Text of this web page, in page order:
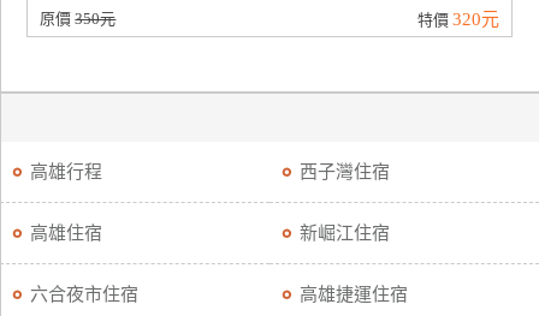
原價350元 特價 320元
高雄行程 西子灣住宿
高雄住宿 新崛江住宿
六合夜市住宿 高雄捷運住宿